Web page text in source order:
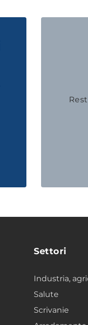
Settori
Industria,
Salute
Scrivanie